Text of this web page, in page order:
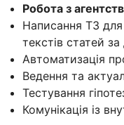
Робота з
Написання ТЗ для
текстів статей
Автоматизація
Ведення та
Тестування
Комунікація із